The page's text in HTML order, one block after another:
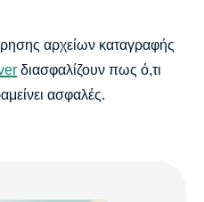
αρχείων καταγραφής
διασφαλίζουν πως ό,τι
ασφαλές.